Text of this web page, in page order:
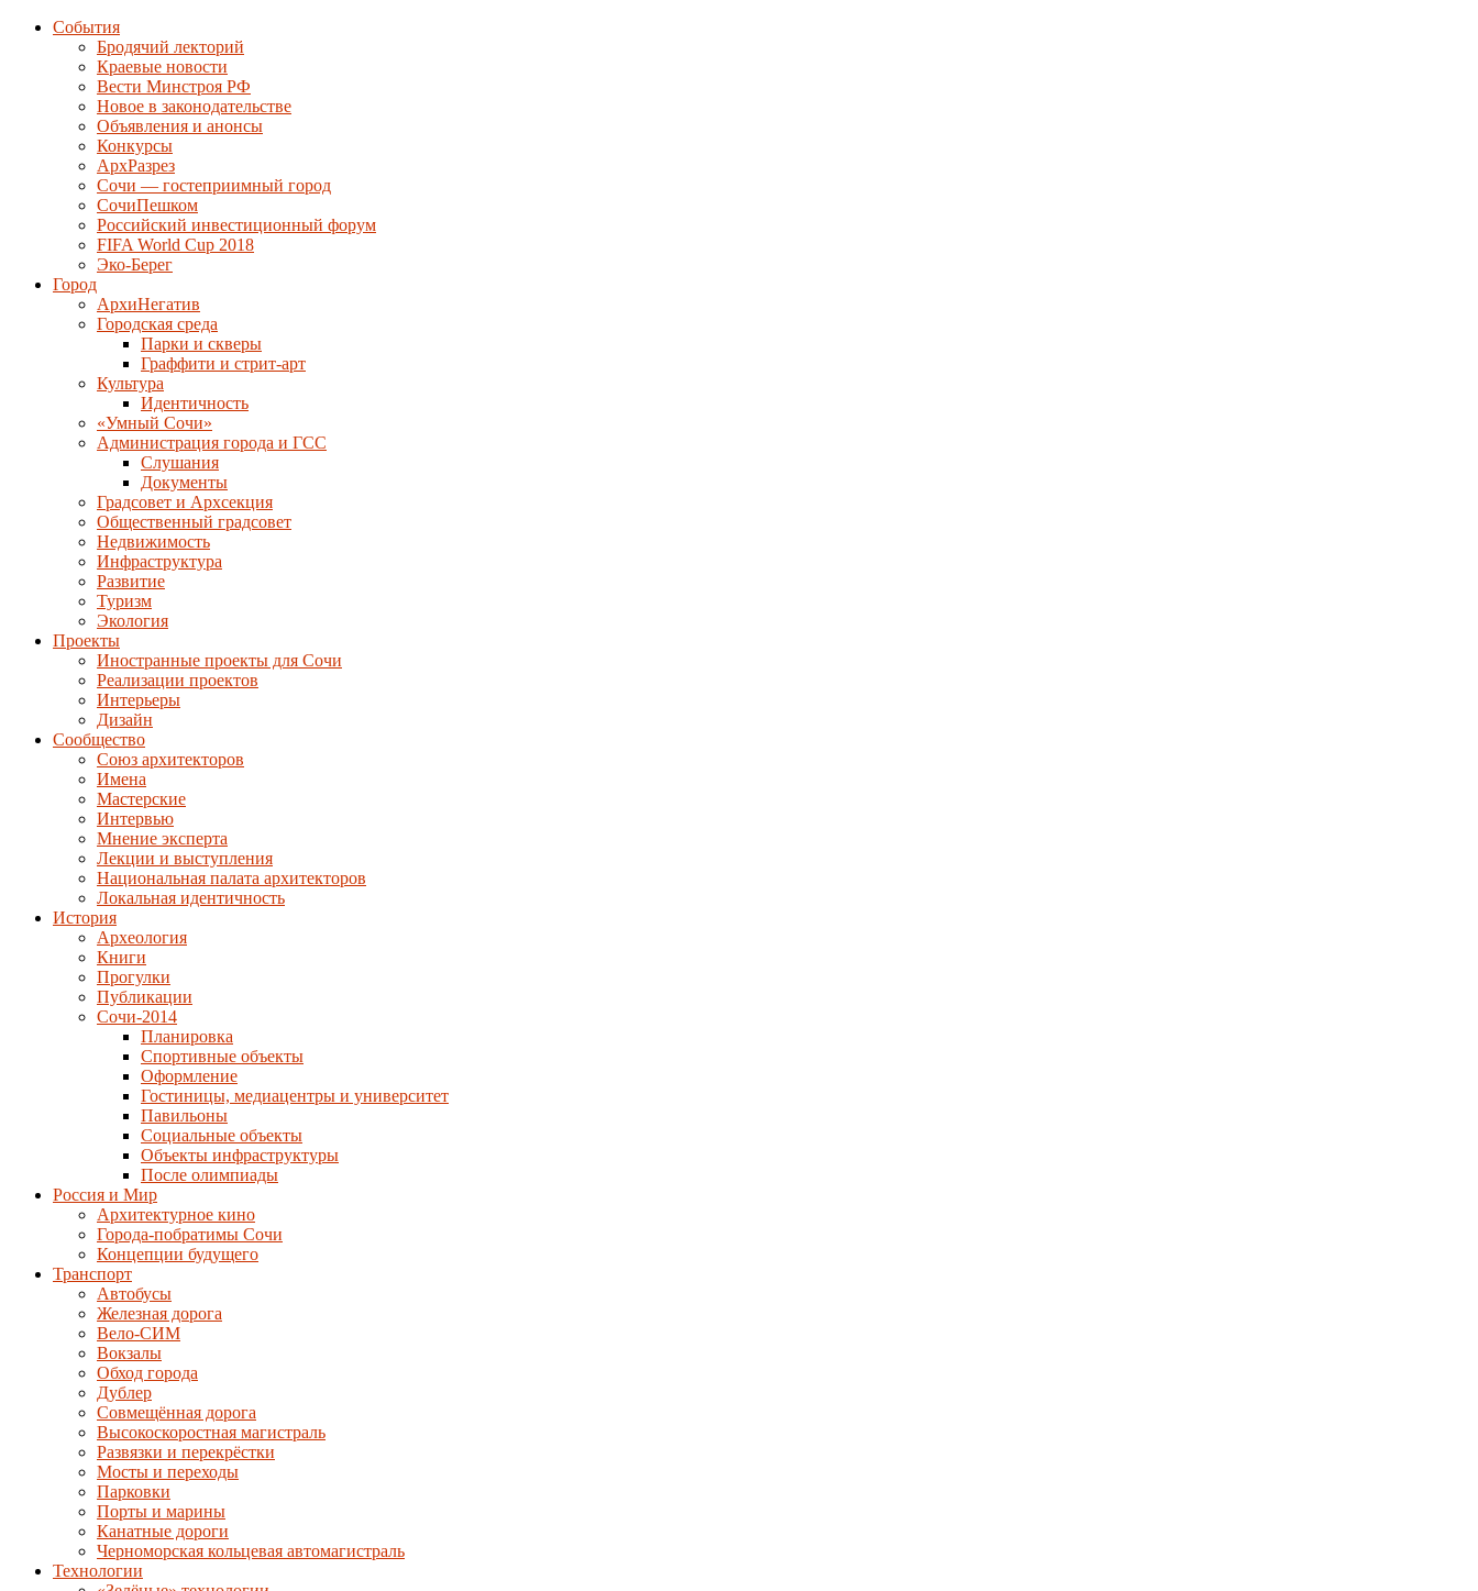
События
Бродячий лекторий
Краевые новости
Вести Минстроя РФ
Новое в законодательстве
Объявления и анонсы
Конкурсы
АрхРазрез
Сочи — гостеприимный город
СочиПешком
Российский инвестиционный форум
FIFA World Cup 2018
Эко-Берег
Город
АрхиНегатив
Городская среда
Парки и скверы
Граффити и стрит-арт
Культура
Идентичность
«Умный Сочи»
Администрация города и ГСС
Слушания
Документы
Градсовет и Архсекция
Общественный градсовет
Недвижимость
Инфраструктура
Развитие
Туризм
Экология
Проекты
Иностранные проекты для Сочи
Реализации проектов
Интерьеры
Дизайн
Сообщество
Союз архитекторов
Имена
Мастерские
Интервью
Мнение эксперта
Лекции и выступления
Национальная палата архитекторов
Локальная идентичность
История
Археология
Книги
Прогулки
Публикации
Сочи-2014
Планировка
Спортивные объекты
Оформление
Гостиницы, медиацентры и университет
Павильоны
Социальные объекты
Объекты инфраструктуры
После олимпиады
Россия и Мир
Архитектурное кино
Города-побратимы Сочи
Концепции будущего
Транспорт
Автобусы
Железная дорога
Вело-СИМ
Вокзалы
Обход города
Дублер
Совмещённая дорога
Высокоскоростная магистраль
Развязки и перекрёстки
Мосты и переходы
Парковки
Порты и марины
Канатные дороги
Черноморская кольцевая автомагистраль
Технологии